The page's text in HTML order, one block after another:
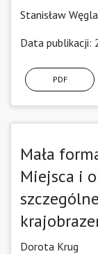
Stanisław
Data publikacji:
PDF
Mała
Miejsca i
Dorota Krug